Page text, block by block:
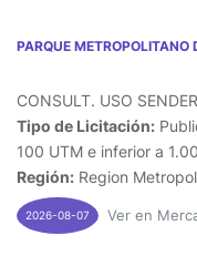
PARQUE METROPOLITANO
CONSULT. USO
Tipo de Licitación:
100 UTM e inferior a
Región: Region
2026-08-07 Ver en